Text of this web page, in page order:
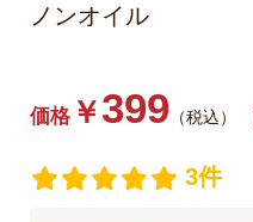
ノンオイル
価格 ￥399 （税込）
3件